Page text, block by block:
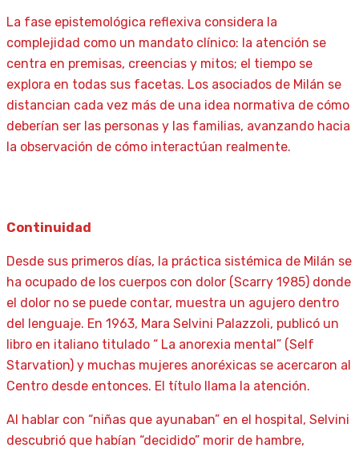
La fase epistemológica reflexiva considera la
complejidad como un mandato clínico: la atención se
centra en premisas, creencias y mitos; el tiempo se
explora en todas sus facetas. Los asociados de Milán se
distancian cada vez más de una idea normativa de cómo
deberían ser las personas y las familias, avanzando hacia
la observación de cómo interactúan realmente.
Continuidad
Desde sus primeros días, la práctica sistémica de Milán se
ha ocupado de los cuerpos con dolor (Scarry 1985) donde
el dolor no se puede contar, muestra un agujero dentro
del lenguaje. En 1963, Mara Selvini Palazzoli, publicó un
libro en italiano titulado “ La anorexia mental” (Self
Starvation) y muchas mujeres anoréxicas se acercaron al
Centro desde entonces. El título llama la atención.
Al hablar con “niñas que ayunaban” en el hospital, Selvini
descubrió que habían “decidido” morir de hambre,